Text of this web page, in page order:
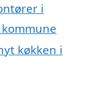
i
køkken i